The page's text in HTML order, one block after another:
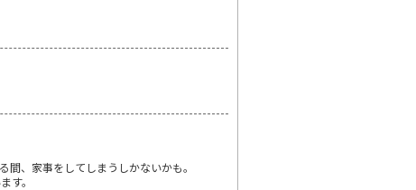
、家事をしてしまうしかないかも。
す。